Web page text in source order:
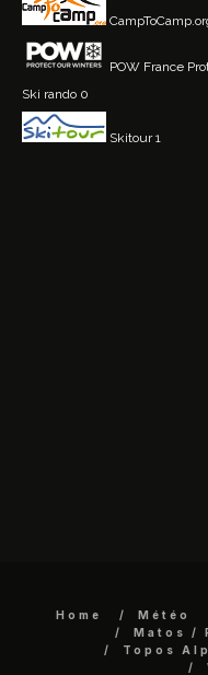
POW France
Ski rando 0
Skitour1
Home Météo
Matos /
Topos